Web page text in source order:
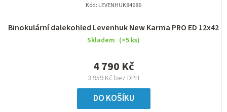
Binokulární dalekohled Levenhuk New Karma PRO ED 12x42
Skladem (>5 ks)
3 959 Kč bez DPH
4 790 Kč
DO KOŠÍKU
Kód: LEVENHUK84686